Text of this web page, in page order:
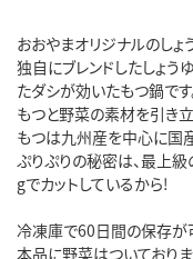
おおやまオリジナルのしょ
独自にブレンドしたしょう
たダシが効いたもつ鍋です
もつと野菜の素材を引き立
もつは九州産を中心に国
ぷりぷりの秘密は、最上
gでカットしているから!
冷凍庫で60日間の保存が
本品に野菜はついており